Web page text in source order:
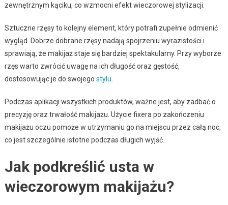
zewnętrznym kąciku, co wzmocni efekt wieczorowej stylizacji.
Sztuczne rzęsy to kolejny element, który potrafi zupełnie odmienić
wygląd. Dobrze dobrane rzęsy nadają spojrzeniu wyrazistości i
sprawiają, że makijaż staje się bardziej spektakularny. Przy wyborze
rzęs warto zwrócić uwagę na ich długość oraz gęstość,
dostosowując je do swojego stylu
Podczas aplikacji wszystkich produktów, ważne jest, aby zadbać o
precyzję oraz trwałość makijażu. Użycie fixera po zakończeniu
makijażu oczu pomoże w utrzymaniu go na miejscu przez całą noc,
co jest szczególnie istotne podczas długich wyjść.
Jak podkreślić usta w
wieczorowym makijażu?